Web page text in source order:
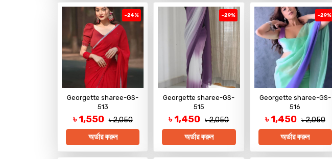
-24%
Georgette sharee-GS-
513
৳ 1,550 ৳ 2,050
অর্ডার করুন
-29%
Georgette sharee-GS-
515
৳ 1,450 ৳ 2,050
অর্ডার করুন
-29%
Georgette sharee-GS-
516
৳ 1,450 ৳ 2,050
অর্ডার করুন